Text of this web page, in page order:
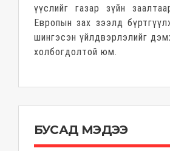
үүслийг газар зүйн
Европын зах зээлд
шингэсэн үйлдвэрлэлийг
холбогдолтой юм.
БУСАД МЭДЭЭ